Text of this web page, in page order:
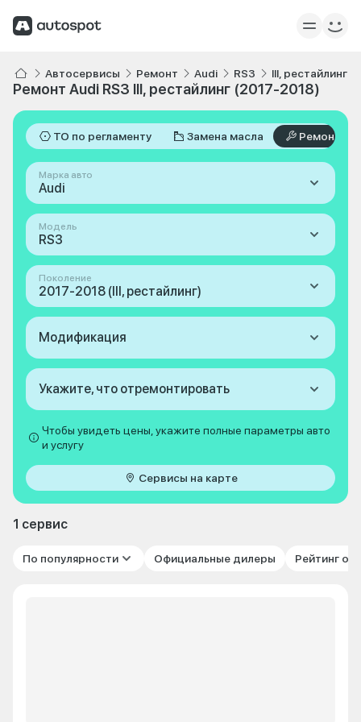
Автосервисы Ремонт Audi RS3 III, рестайлинг
Ремонт Audi RS3 III, рестайлинг (2017-2018)
ТО по регламенту Замена масла Ремонт
Марка авто
Audi
Модель
RS3
Поколение
2017-2018 (III, рестайлинг)
Модификация
Укажите, что отремонтировать
Чтобы увидеть цены, укажите полные параметры авто
и услугу
Сервисы на карте
1 сервис
По популярности Официальные дилеры Рейтинг